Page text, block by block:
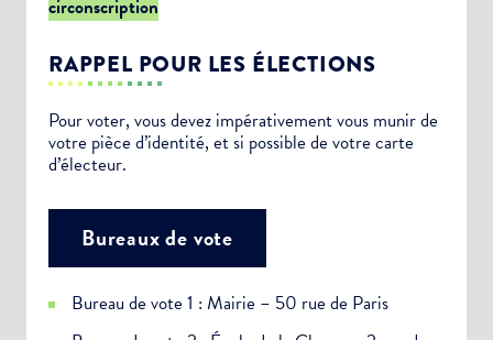
circonscription
RAPPEL POUR LES ÉLECTIONS
Pour voter, vous devez impérativement vous munir de
votre pièce d’identité, et si possible de votre carte
d’électeur.
Bureaux de vote
Bureau de vote 1 : Mairie – 50 rue de Paris